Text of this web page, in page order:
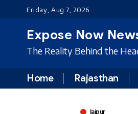
Friday, Aug 7, 2026
Expose Now
The Reality Behind the
Home Rajasthan
Jaipur